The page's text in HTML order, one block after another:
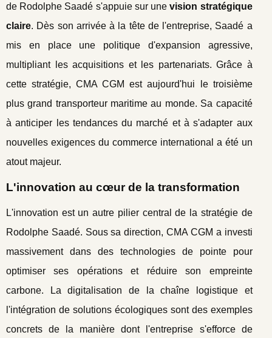
de Rodolphe Saadé s'appuie sur unevision stratégique
claire. Dès son arrivée à la tête de l'entreprise, Saadé a
mis en place une politique d'expansion agressive,
multipliant les acquisitions et les partenariats. Grâce à
cette stratégie, CMA CGM est aujourd'hui le troisième
plus grand transporteur maritime au monde. Sa capacité
à anticiper les tendances du marché et à s'adapter aux
nouvelles exigences du commerce international a été un
atout majeur.
L'innovation au cœur de la transformation
L'innovation est un autre pilier central de la stratégie de
Rodolphe Saadé. Sous sa direction, CMA CGM a investi
massivement dans des technologies de pointe pour
optimiser ses opérations et réduire son empreinte
carbone. La digitalisation de la chaîne logistique et
l'intégration de solutions écologiques sont des exemples
concrets de la manière dont l'entreprise s'efforce de